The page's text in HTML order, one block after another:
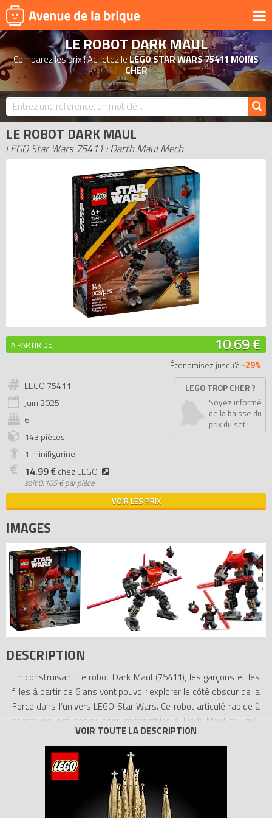
UNIVERS
PRODUITS DÉRIVÉS
NOUVEAUTÉS
LEGO 2026
BONS PLANS
ACTUALITÉS
ASSOCIATIONS DE FANS
EXPOSITIONS LEGO
LEGO LES PLUS CHERS
DERNIERS LEGO AJOUTÉS
LE ROBOT DARK MAUL
Comparez les prix ! Achetez le LEGO STAR WARS 75411 MOINS
CHER
LE ROBOT DARK MAUL
LEGO Star Wars 75411 : Darth Maul Mech
A PARTIR DE 10.69 €
Économisez jusqu'à -29% !
LEGO 75411
Juin 2025
6+
143 pièces
1 minifigurine
14.99 €chez LEGO
soit0.105 € par pièce
LEGO TROP CHER ?
Soyez informé
de la baisse du
prix du set !
VOIR LES PRIX
IMAGES
DESCRIPTION
En construisant Le robot Dark Maul (75411), les garçons et les
filles à partir de 6 ans vont pouvoir explorer le côté obscur de la
Force dans l’univers LEGO Star Wars. Ce robot articulé rapide à
construire est conçu pour ressembler à Dark Maul tel qu’il
apparaît dans les combats de Star Wars : The Clone Wars pour
s’emparer de Mandalore. Son cockpit s’ouvre pour accueillir la
minifigurine LEGO Star Wars de Dark Maul, et son grand sabre
laser rouge à double lame peut être clipsé dans son dos ou
placé dans ses grandes mains articulées. Un droïde sonde LEGO
Star Wars, qui peut se fixer dans le dos du robot, offre encore